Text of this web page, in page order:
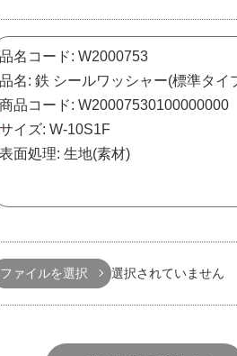
ファイルを選択 選択されていません